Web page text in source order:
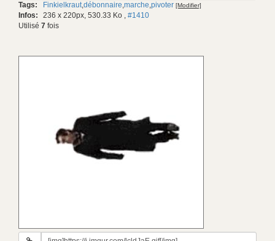
gif:
Tags: Finkielkraut,débonnaire,marche,pivoter [Modifier]
Infos: 236 x 220px, 530.33 Ko , #1410
Utilisé 7 fois
URL